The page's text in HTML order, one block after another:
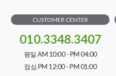
CUSTOMER CENTER
010.3348.3407
평일 AM 10:00 - PM 04:00
점심 PM 12:00 - PM 01:00